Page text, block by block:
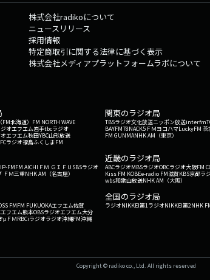
株式会社radikoについて
ニュースリリース
採用情報
特定商取引に関する法律に基づく表示
株式会社メディアプラットフォームラボについて
北海道） FM NORTH WAVE
オエフエム岩手tbcラジオ
エフエム秋田YBC山形放送
ラジオ福島ふくしまFM
関東のラジオ局
TBSラジオ文化放送ニッポン放送interfm
BAYFM78NACK5 ＦＭヨコハマLuckyFM 茨
FM GUNMANHK AM（東京）
FMFM AICHI ＦＭ ＧＩＦＵ SBSラジオ
ＦＭ三重NHK AM（名古屋）
近畿のラジオ局
ABCラジオMBSラジオOBCラジオ大阪FM
Kiss FM KOBEe-radio FM滋賀KBS京都ラ
wbs和歌山放送NHK AM（大阪）
FMFM FUKUOKAエフエム佐賀
フエム熊本OBSラジオエフエム大分
μＦＭRBCiラジオラジオ沖縄FM沖縄
全国のラジオ局
ラジオNIKKEI第1ラジオNIKKEI第2NHK
Copyright © radiko co., Ltd. All rights reserved